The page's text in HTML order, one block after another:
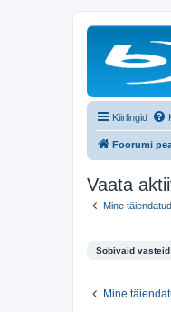
Kiirlingid
Foorumi
Vaata
Mine
Sobivaid vasteid
Mine